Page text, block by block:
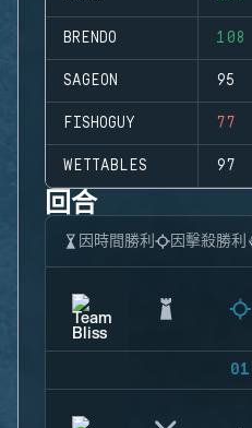
BRENDO 108
SAGEON 95
FISHOGUY 77
WETTABLES 97
回合
因時間勝利 因擊殺勝利
01